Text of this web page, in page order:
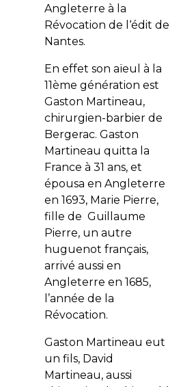
Angleterre à la
Révocation de l‘édit de
Nantes.
En effet son aïeul à la
11ème génération est
Gaston Martineau,
chirurgien-barbier de
Bergerac. Gaston
Martineau quitta la
France à 31 ans, et
épousa en Angleterre
en 1693, Marie Pierre,
fille de Guillaume
Pierre, un autre
huguenot français,
arrivé aussi en
Angleterre en 1685,
l’année de la
Révocation.
Gaston Martineau eut
un fils, David
Martineau, aussi